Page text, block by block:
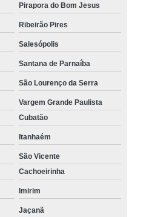
Pirapora do Bom Jesus
Ribeirão Pires
Salesópolis
Santana de Parnaíba
São Lourenço da Serra
Vargem Grande Paulista
Cubatão
Itanhaém
São Vicente
Cachoeirinha
Imirim
Jaçanã